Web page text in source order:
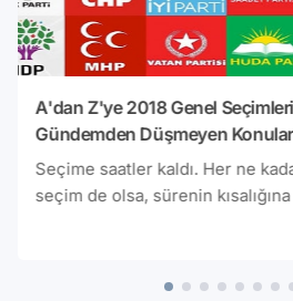
A'dan Z'ye 2018 Genel
Gündemden Düşmeyen Konular
Seçime saatler kaldı. Her ne
seçim de olsa, sürenin
yaşanan yoğun gündem